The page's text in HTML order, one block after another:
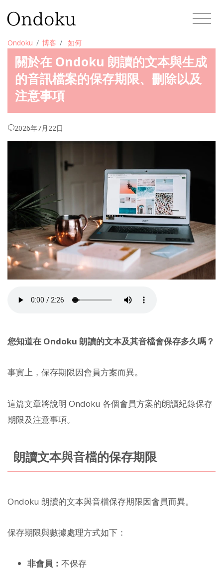
Ondoku 博客 如何
關於在 Ondoku 朗讀的文本與生成
的音訊檔案的保存期限、刪除以及
注意事項
2026年7月22日
您知道在 Ondoku 朗讀的文本及其音檔會保存多久嗎？
事實上，保存期限因會員方案而異。
這篇文章將說明 Ondoku 各個會員方案的朗讀紀錄保存
期限及注意事項。
朗讀文本與音檔的保存期限
Ondoku 朗讀的文本與音檔保存期限因會員而異。
保存期限與數據處理方式如下：
非會員： 不保存